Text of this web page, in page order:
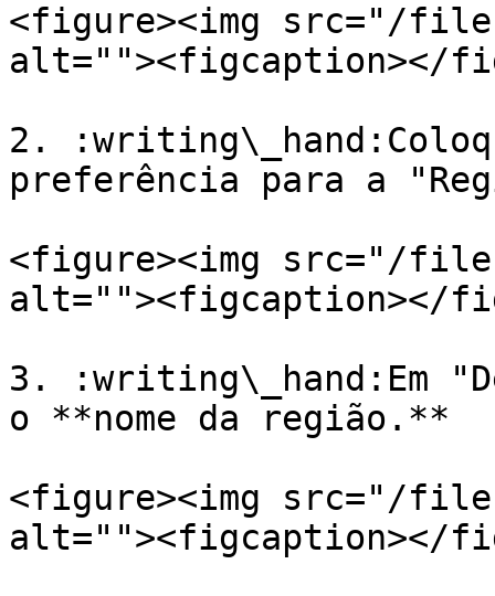
<figure><img src="/
alt=""><figcaption></
2.
preferência para a
<figure><img src="/files/
alt=""><figcaption></
3. :writing\_hand:Em
o **nome da região.**
<figure><img src="/
alt=""><figcaption></